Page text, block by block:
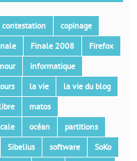
contestation
copinage
Finale 2008
Firefox
informatique
la vie
la vie du blog
matos
océan
partitions
Sibelius software
SoKo